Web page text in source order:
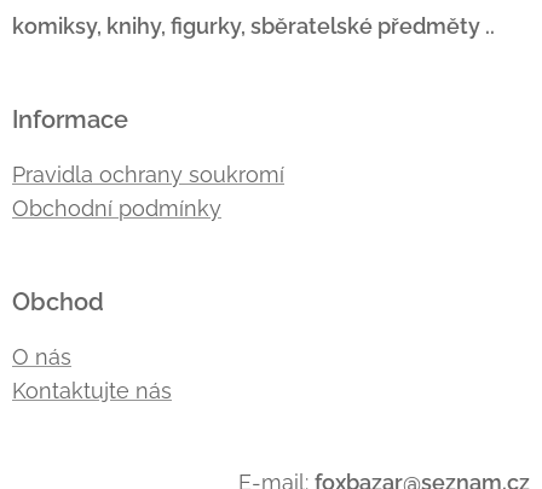
komiksy, knihy, figurky, sběratelské předměty ..
Informace
Pravidla ochrany soukromí
Obchodní podmínky
Obchod
O nás
Kontaktujte nás
E-mail: foxbazar@seznam.cz